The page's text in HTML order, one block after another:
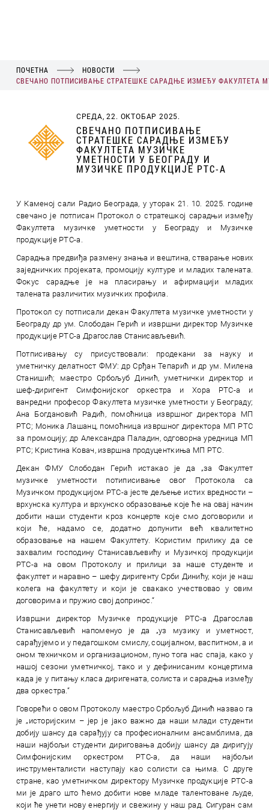
ПОЧЕТНА
НОВОСТИ
СВЕЧАНO ПОТПИСИВАЊЕ СТРАТЕШКЕ САРАДЊЕ ИЗМЕЂУ ФАКУЛТЕТА
СРЕДА, 22. ОКТОБАР 2025.
СВЕЧАНO ПОТПИСИВАЊЕ
СТРАТЕШКЕ САРАДЊЕ ИЗМЕЂУ
ФАКУЛТЕТА МУЗИЧКЕ
УМЕТНОСТИ У БЕОГРАДУ И
МУЗИЧКЕ ПРОДУКЦИЈЕ РТС-А
У Каменој сали Радио Београда, у уторак 21. 10. 2025. године
свечано је потписан Протокол о стратешкој сарадњи између
Факултета музичке уметности у Београду и Музичке
продукције РТС-a.
Сарадња предвиђа размену знања и вештина, стварање нових
заједничких пројеката, промоцију културе и младих талената.
Фокус сарадње је на пласирању и афирмацији младих
талената различитих музичких профила.
Протокол су потписали декан Факултета музичке уметности у
Београду др ум. Слободан Герић и извршни директор Музичке
продукције РТС-а Драгослав Станисављевић.
Потписивању су присуствовали: продекани за науку и
уметничку делатност ФМУ: др Срђан Тепарић и др ум. Милена
Станишић; маестро Србољуб Динић, уметнички директор и
шеф-диригент Симфонијског оркестра и Хора РТС-а и
ванредни професор Факултета музичке уметности у Београду;
Ана Богдановић Радић, помоћница извршног директора МП
РТС; Моника Лашанц, помоћница извршног директора МП РТС
за промоцију; др Александра Паладин, одговорна уредница МП
РТС; Кристина Ковач, извршна продуценткиња МП РТС.
Декан ФМУ Слободан Герић истакао је да „за Факултет
музичке уметности потиписивање овог Протокола са
Музичком продукцијом РТС-a јесте дељење истих вредности –
врхунска култура и врхунско образовање које ће на овај начин
добити наши студенти кроз концерте које смо договорили и
који ће, надамо се, додатно допунити већ квалитетно
образовање на нашем Факултету. Користим прилику да се
захвалим господину Станисављевићу и Музичкој продукцији
РТС-a на овом Протоколу и прилици за наше студенте и
факултет и наравно – шефу диригенту Срби Динићу, који је наш
колега на факултету и који је свакако учествовао у овим
договорима и пружио свој допринос.“
Извршни директор Музичке продукције РТС-а Драгослав
Станисављевић напоменуо је да „уз музику и уметност,
сарађујемо и у педагошком смислу, социјалном, васпитном, а и
оном техничком и организационом, пуно тога нас спаја, како у
нашој сезони уметничкој, тако и у дефинисаним концертима
када је у питању класа диригената, солиста и сарадња између
два оркестра.“
Говорећи о овом Протоколу маестро Србољуб Динић назвао га
је „историјским – јер је јако важно да наши млади студенти
добију шансу да сарађују са професионалним ансамблима, да
наши најбољи студенти дириговања добију шансу да диригују
Симфонијским оркестром РТС-а, да наши најбољи
инструменталисти наступају као солисти са њима. С друге
стране, као уметничком директору Музичке продукције РТС-a
ми је драго што ћемо добити нове младе талентоване људе,
који ће унети нову енергију и свежину у наш рад. Сигуран сам